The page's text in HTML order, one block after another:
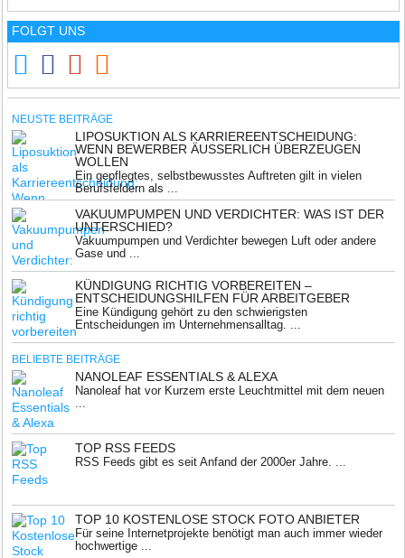
FOLGT UNS
NEUSTE BEITRÄGE
LIPOSUKTION ALS KARRIEREENTSCHEIDUNG:
WENN BEWERBER ÄUSSERLICH ÜBERZEUGEN W
OLLEN
Ein gepflegtes, selbstbewusstes Auftreten gilt in vielen
Berufsfeldern als ...
VAKUUMPUMPEN UND VERDICHTER: WAS IST DER
UNTERSCHIED?
Vakuumpumpen und Verdichter bewegen Luft oder andere
Gase und ...
KÜNDIGUNG RICHTIG VORBEREITEN –
ENTSCHEIDUNGSHILFEN FÜR ARBEITGEBER
Eine Kündigung gehört zu den schwierigsten
Entscheidungen im Unternehmensalltag. ...
BELIEBTE BEITRÄGE
NANOLEAF ESSENTIALS & ALEXA
Nanoleaf hat vor Kurzem erste Leuchtmittel mit dem neuen
...
TOP RSS FEEDS
RSS Feeds gibt es seit Anfand der 2000er Jahre. ...
TOP 10 KOSTENLOSE STOCK FOTO ANBIETER
Für seine Internetprojekte benötigt man auch immer wieder
hochwertige ...